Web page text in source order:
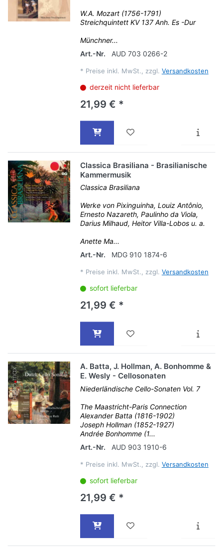
W.A. Mozart (1756-1791)
Streichquintett KV 137 Anh. Es -Dur
Münchner...
Art.-Nr.
AUD 703 0266-2
* Preise inkl. MwSt., zzgl. Versandkosten
derzeit nicht lieferbar
21,99 € *
Classica Brasiliana - Brasilianische
Kammermusik
Classica Brasiliana
Werke von Pixinguinha, Louiz Antônio,
Ernesto Nazareth, Paulinho da Viola,
Darius Milhaud, Heitor Villa-Lobos u. a.
Anette Ma...
Art.-Nr.
MDG 910 1874-6
* Preise inkl. MwSt., zzgl. Versandkosten
sofort lieferbar
21,99 € *
A. Batta, J. Hollman, A. Bonhomme &
E. Wesly - Cellosonaten
Niederländische Cello-Sonaten Vol. 7
The Maastricht-Paris Connection
Alexander Batta (1816-1902)
Joseph Hollman (1852-1927)
Andrée Bonhomme (1...
Art.-Nr.
AUD 903 1910-6
* Preise inkl. MwSt., zzgl. Versandkosten
sofort lieferbar
21,99 € *